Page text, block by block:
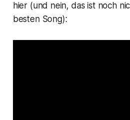
hier (und nein, das ist noch
besten Song):